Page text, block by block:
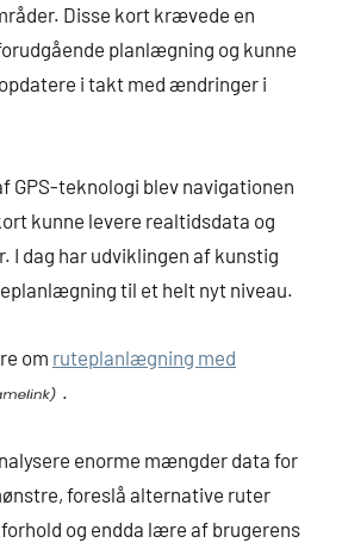
Disse kort krævede en
planlægning og kunne
i takt med ændringer i
GPS-teknologi blev navigationen
kunne levere realtidsdata og
I dag har udviklingen af kunstig
til et helt nyt niveau.
om ruteplanlægning med
.
enorme mængder data for
foreslå alternative ruter
og endda lære af brugerens